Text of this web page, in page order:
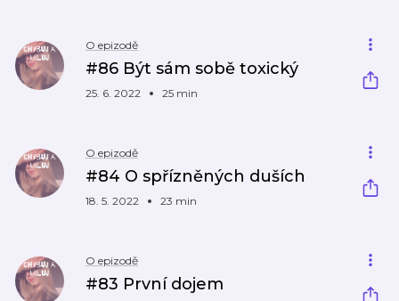
O epizodě
#86 Být sám sobě toxický
25. 6. 2022 25 min
O epizodě
#84 O spřízněných duších
18. 5. 2022 23 min
O epizodě
#83 První dojem